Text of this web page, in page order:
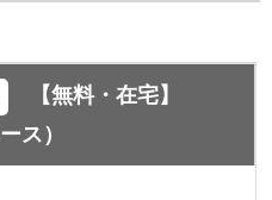
【無料・在宅】
ス）